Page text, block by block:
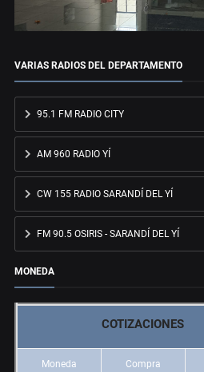
VARIAS RADIOS DEL DEPARTAMENTO
95.1 FM RADIO CITY
AM 960 RADIO YÍ
CW 155 RADIO SARANDÍ DEL YÍ
FM 90.5 OSIRIS - SARANDÍ DEL YÍ
MONEDA
COTIZACIONES
Moneda Compra